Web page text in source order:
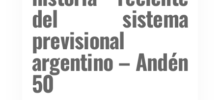
del sistema
previsional
argentino – Andén
50